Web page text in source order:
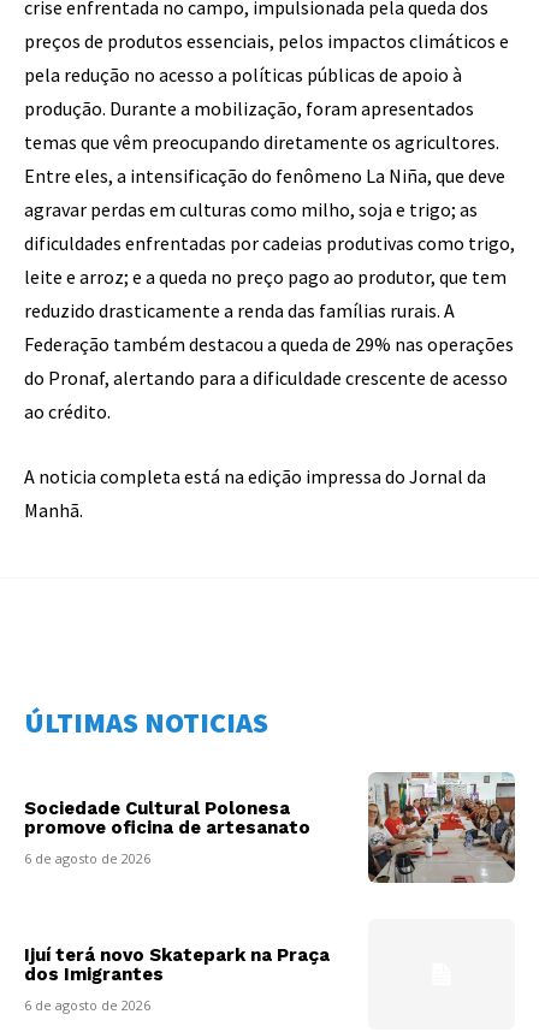
crise enfrentada no campo, impulsionada pela queda dos
preços de produtos essenciais, pelos impactos climáticos e
pela redução no acesso a políticas públicas de apoio à
produção. Durante a mobilização, foram apresentados
temas que vêm preocupando diretamente os agricultores.
Entre eles, a intensificação do fenômeno La Niña, que deve
agravar perdas em culturas como milho, soja e trigo; as
dificuldades enfrentadas por cadeias produtivas como trigo,
leite e arroz; e a queda no preço pago ao produtor, que tem
reduzido drasticamente a renda das famílias rurais. A
Federação também destacou a queda de 29% nas operações
do Pronaf, alertando para a dificuldade crescente de acesso
ao crédito.
A noticia completa está na edição impressa do Jornal da
Manhã.
ÚLTIMAS NOTICIAS
Sociedade Cultural Polonesa
promove oficina de artesanato
6 de agosto de 2026
Ijuí terá novo Skatepark na Praça
dos Imigrantes
6 de agosto de 2026